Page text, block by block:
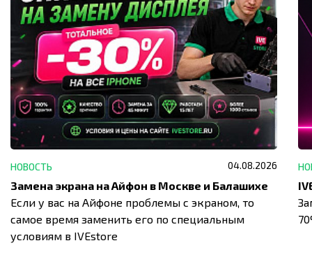
НОВОСТЬ 04.08.2026
Замена экрана на Айфон в Москве и Балашихе
Если у вас на Айфоне проблемы с экраном, то
самое время заменить его по специальным
условиям в IVEstore